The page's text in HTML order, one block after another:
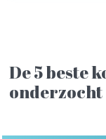
De 5 beste
onderzocht